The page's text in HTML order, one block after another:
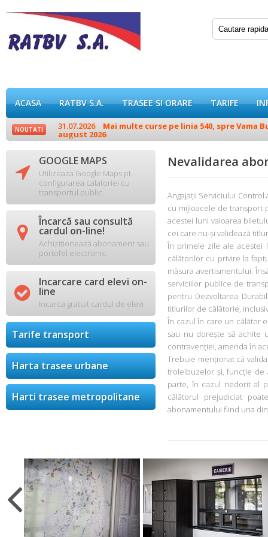
ACASA RATBV S.A. TRASEE SI ORARE TARIFE
NOUTATI 31.07.2026 Mai multe curse pe linia 540, spre Vama
august 2026
 GOOGLE MAPS
Utilizeaza Google Maps pt.
configurarea calatoriei cu
transportul public
 Încarcă sau consultă
cardul on-line!
Achiziționează abonament sau
portofel electronic.
 Incarcare card elevi on-
line
Incarca gratuit cardul de elevi
Tarife transport
Harta trasee urbane
Harti trasee metropolitane
Nevalidarea
Angajații Serviciului
cu mijloacele de transport
acestei luni valoarea
cei care nu-și validează
În primele zile ale acestei
călătorilor cu privire la
măsura avertismentului.
serviciilor publice de
pentru Dezvoltarea
titlurilor de călătorie,
În cazul în care un călător
sau nu dorește să achite
contravenției, amenda în
Trebuie menționat că
troleibuzelor și, funcție de
parte, în cazul nedorit al
călătorul prejudiciat
abonamentului fiind una